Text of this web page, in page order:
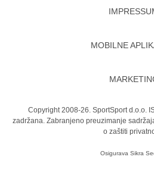
MOBILNE
Copyright 2008-26. SportSport d.o.o.
zadržana. Zabranjeno preuzimanje
o zaštiti
Osigurava Sikra